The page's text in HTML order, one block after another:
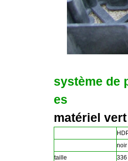
système de
es
matériel
noir
taille
336